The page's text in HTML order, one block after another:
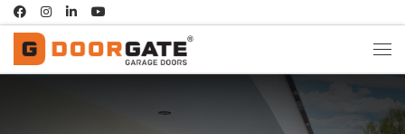
Passer au contenu